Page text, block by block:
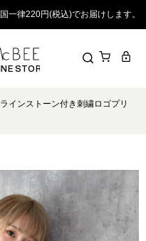
一律220円(税込)でお届けします。
STORE
ラインストーン付き刺繍ロゴプリ